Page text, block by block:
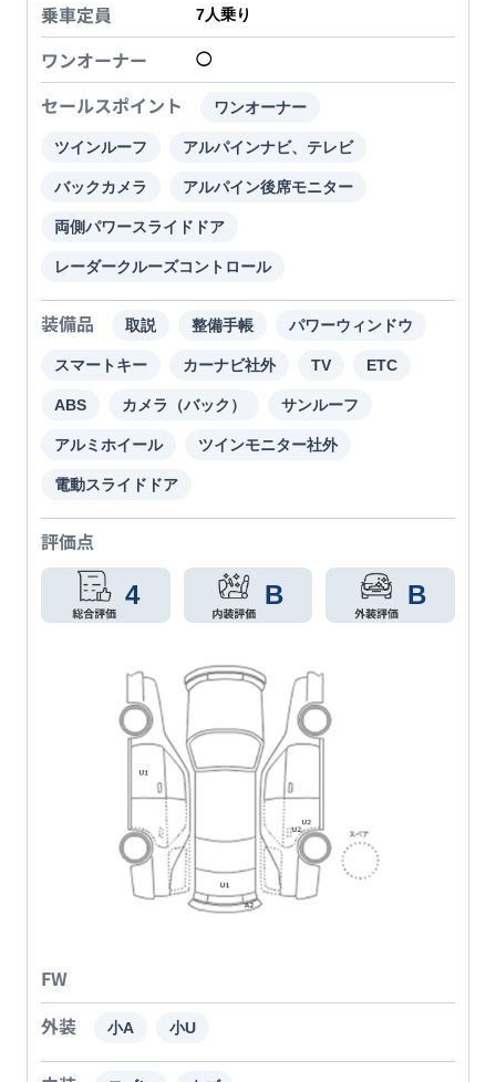
乗車定員 7人乗り
ワンオーナー ◯
セールスポイント ワンオーナー
ツインルーフ アルパインナビ、テレビ
バックカメラ アルパイン後席モニター
両側パワースライドドア
レーダークルーズコントロール
装備品 取説 整備手帳 パワーウィンドウ
スマートキー カーナビ社外 TV ETC
ABS カメラ（バック） サンルーフ
アルミホイール ツインモニター社外
電動スライドドア
評価点
4 B B
FW
外装
小A 小U